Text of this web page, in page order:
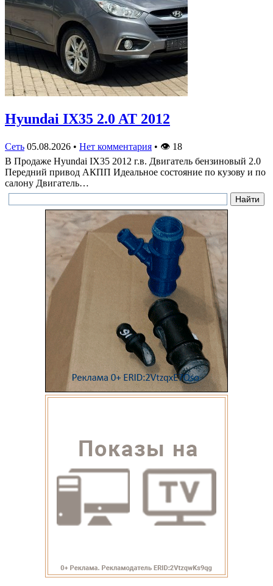
Hyundai IX35 2.0 AT 2012
Сеть 05.08.2026 • Нет комментария • 👁 18
В Продаже Hyundai IX35 2012 г.в. Двигатель бензиновый 2.0
Передний привод АКПП Идеальное состояние по кузову и по
салону Двигатель…